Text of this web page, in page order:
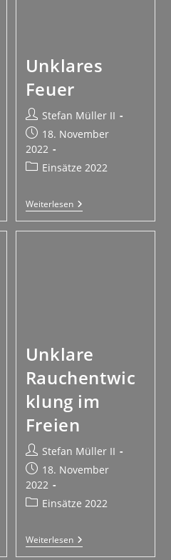
Unklares
Feuer
Stefan Müller II
18. November
2022
Einsätze 2022
Weiterlesen
Unklare
Rauchentwic
klung im
Freien
Stefan Müller II
18. November
2022
Einsätze 2022
Weiterlesen